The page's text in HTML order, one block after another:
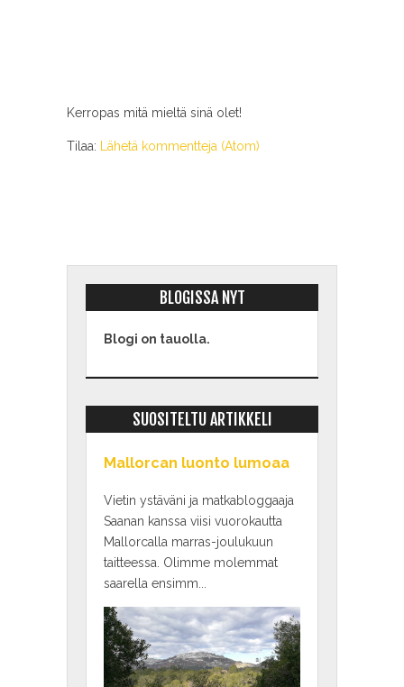
Kerropas mitä mieltä sinä olet!
Tilaa: Lähetä kommentteja (Atom)
BLOGISSA NYT
Blogi on tauolla.
SUOSITELTU ARTIKKELI
Mallorcan luonto lumoaa
Vietin ystäväni ja matkabloggaaja
Saanan kanssa viisi vuorokautta
Mallorcalla marras-joulukuun
taitteessa. Olimme molemmat
saarella ensimm...